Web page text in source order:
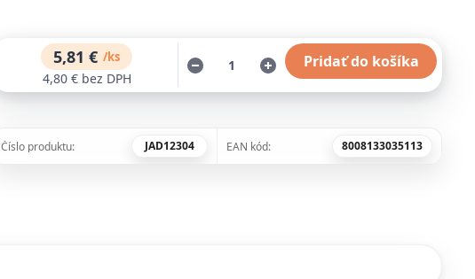
5,81 € /ks
4,80 € bez DPH
Pridať do košíka
Číslo produktu: JAD12304 EAN kód: 8008133035113